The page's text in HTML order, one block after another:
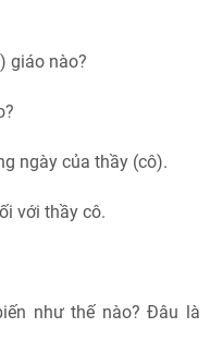
giáo nào?
ngày của thầy (cô).
với thầy cô.
như thế nào? Đâu là